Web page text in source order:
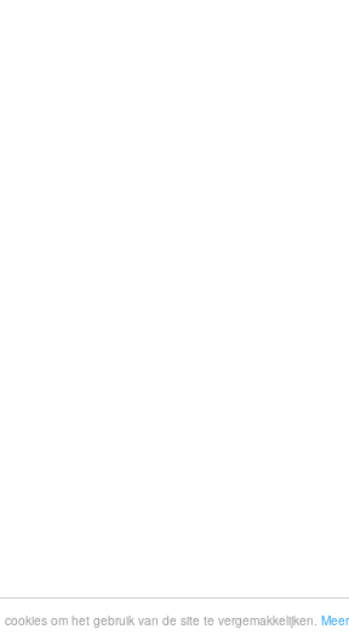
om het gebruik van de site te vergemakkelijken.